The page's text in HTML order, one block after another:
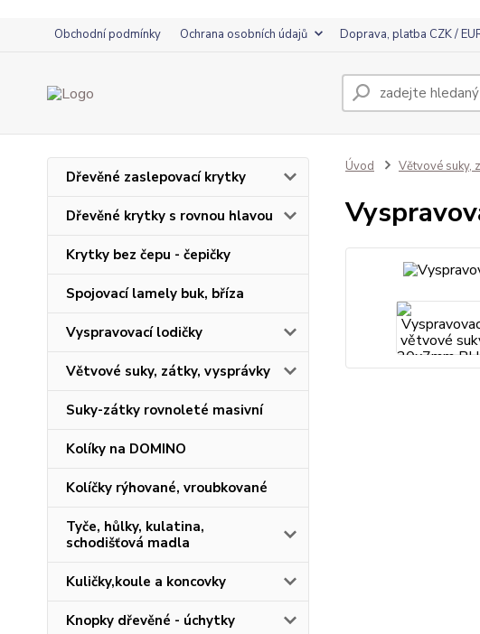
Obchodní podmínky Ochrana osobních údajů Doprava, platba CZK /
Dřevěné zaslepovací krytky
Dřevěné krytky s rovnou hlavou
Krytky bez čepu - čepičky
Spojovací lamely buk, bříza
Vyspravovací lodičky
Větvové suky, zátky, vysprávky
Suky-zátky rovnoleté masivní
Kolíky na DOMINO
Kolíčky rýhované, vroubkované
Tyče, hůlky, kulatina,
schodišťová madla
Kuličky,koule a koncovky
Knopky dřevěné - úchytky
Úvod Větvové suky,